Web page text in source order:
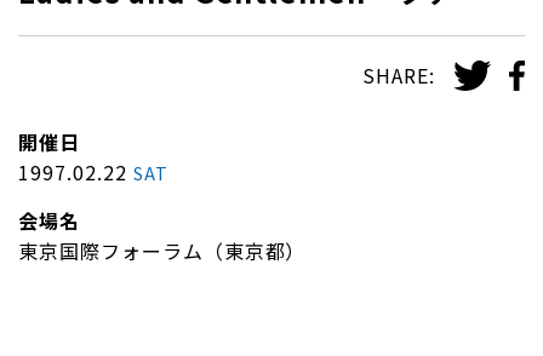
SHARE:
開催日
1997.02.22 SAT
会場名
東京国際フォーラム（東京都）